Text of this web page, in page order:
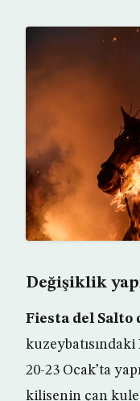
Değişiklik
Fiesta del Salto
kuzeybatısındaki
20-23 Ocak’ta
kilisenin çan